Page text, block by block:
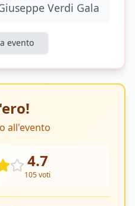
Verdi Gala
evento
all'evento
4.7
105voti